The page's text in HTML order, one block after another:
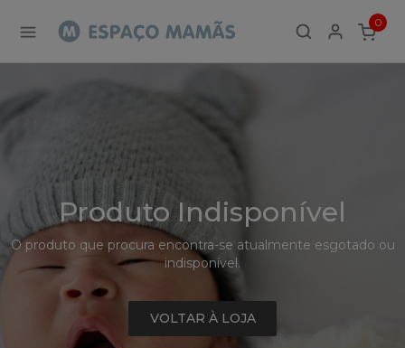
Detalhe
de
Produto
-
Produto
0
ITEMS
Produto Indisponível
O produto que procura encontra-se atualmente esgotado ou
indisponível.
VOLTAR À LOJA